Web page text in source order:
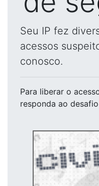
Seu IP fez
acessos
conosco.
Para liberar o
responda ao